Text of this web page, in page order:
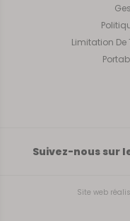
Limitation De
Suivez-nous sur
Site web